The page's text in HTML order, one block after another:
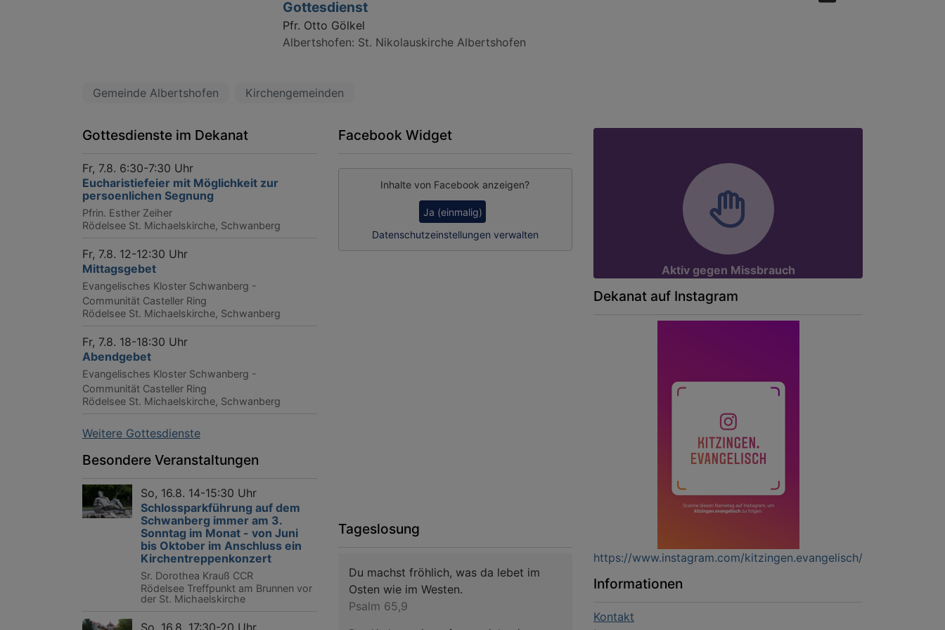
Gottesdienst
Pfr. Otto Gölkel
Albertshofen St. Nikolauskirche Albertshofen
Gemeinde Albertshofen Kirchengemeinden
Gottesdienste im Dekanat
Fr, 7.8. 6:30-7:30 Uhr
Eucharistiefeier mit Möglichkeit zur
persoenlichen Segnung
Pfrin. Esther Zeiher
Rödelsee St. Michaelskirche, Schwanberg
Fr, 7.8. 12-12:30 Uhr
Mittagsgebet
Evangelisches Kloster Schwanberg -
Communität Casteller Ring
Rödelsee St. Michaelskirche, Schwanberg
Fr, 7.8. 18-18:30 Uhr
Abendgebet
Evangelisches Kloster Schwanberg -
Communität Casteller Ring
Rödelsee St. Michaelskirche, Schwanberg
Weitere Gottesdienste
Besondere Veranstaltungen
So, 16.8. 14-15:30 Uhr
Schlossparkführung auf dem
Schwanberg immer am 3.
Sonntag im Monat - von Juni
bis Oktober im Anschluss ein
Kirchentreppenkonzert
Sr. Dorothea Krauß CCR
Rödelsee Treffpunkt am Brunnen vor
der St. Michaelskirche
So, 16.8. 17:30-20 Uhr
Facebook Widget
Inhalte von Facebook anzeigen?
Ja (einmalig)
Datenschutzeinstellungen verwalten
Tageslosung
Du machst fröhlich, was da lebet im
Osten wie im Westen.
Psalm 65,9
Aktiv gegen Missbrauch
Dekanat auf Instagram
https://www.instagram.com/kitzingen.evangelisch/
Informationen
Kontakt